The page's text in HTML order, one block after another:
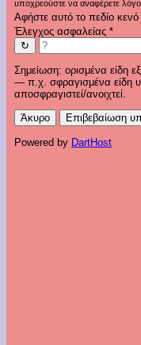
υποχρεούστε να αναφέρετε λόγο.
Αφήστε αυτό το πεδίο κενό
Έλεγχος ασφαλείας *
↻
Σημείωση: ορισμένα είδη
— π.χ. σφραγισμένα είδη
αποσφραγιστεί/ανοιχτεί.
Άκυρο Επιβεβαίωση
Powered by DartHost